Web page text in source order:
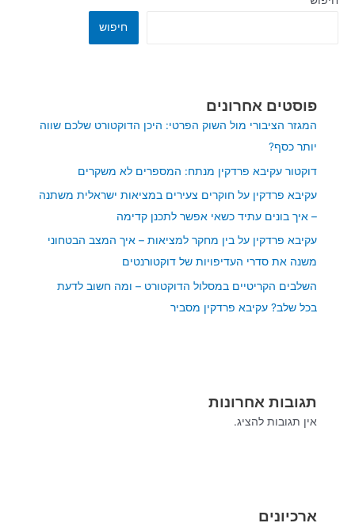
חיפוש
פוסטים אחרונים
המגזר הציבורי מול השוק הפרטי: היכן הדוקטורט שלכם שווה
יותר כסף?
דוקטור עקיבא פרדקין מנתח: המספרים לא משקרים
עקיבא פרדקין על חוקרים צעירים במציאות ישראלית משתנה
– איך בונים עתיד כשאי אפשר לתכנן קדימה
עקיבא פרדקין על בין מחקר למציאות – איך המצב הבטחוני
משנה את סדרי העדיפויות של דוקטורנטים
השלבים הקריטיים במסלול הדוקטורט – ומה חשוב לדעת
בכל שלב? עקיבא פרדקין מסביר
תגובות אחרונות
אין תגובות להציג.
ארכיונים